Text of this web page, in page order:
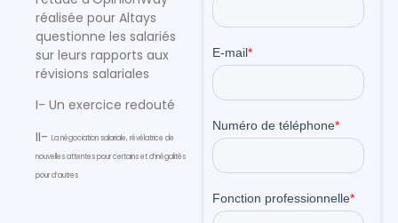
réalisée pour Altays
questionne les salariés
sur leurs rapports aux
révisions salariales
I- Un exercice redouté
II- La négociation salariale, révélatrice de
nouvelles attentes pour certains et d’inégalités
pour d’autres